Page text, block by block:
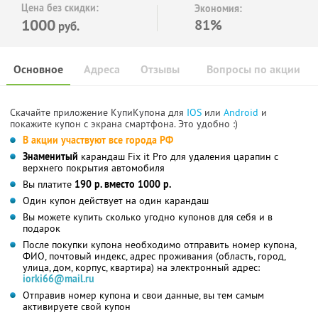
Цена без скидки:
1000 руб.
Экономия:
81%
Основное Отзывы Вопросы по акции
Адреса
Скачайте приложение КупиКупона для IOS или Android и
покажите купон с экрана смартфона. Это удобно :)
В акции участвуют все города РФ
Знаменитый карандаш Fix it Pro для удаления царапин с
верхнего покрытия автомобиля
Вы платите 190 р. вместо 1000 р.
Один купон действует на один карандаш
Вы можете купить сколько угодно купонов для себя и в
подарок
После покупки купона необходимо отправить номер купона,
ФИО, почтовый индекс, адрес проживания (область, город,
улица, дом, корпус, квартира) на электронный адрес:
iorki66@mail.ru
Отправив номер купона и свои данные, вы тем самым
активируете свой купон